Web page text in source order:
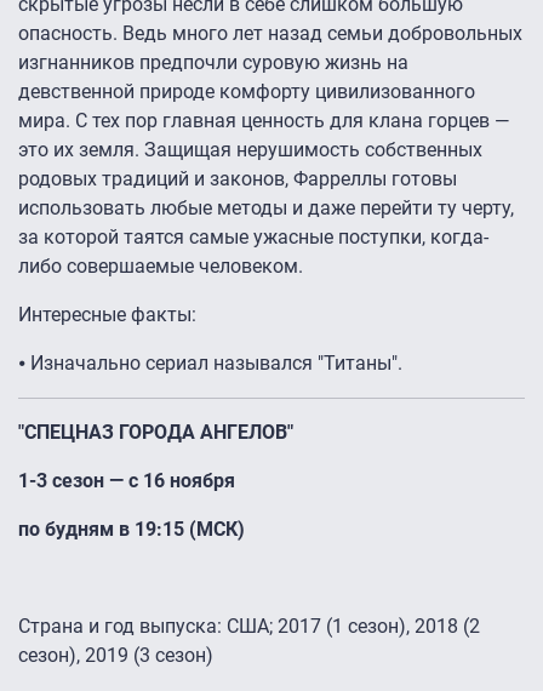
скрытые угрозы несли в себе слишком большую
опасность. Ведь много лет назад семьи добровольных
изгнанников предпочли суровую жизнь на
девственной природе комфорту цивилизованного
мира. С тех пор главная ценность для клана горцев —
это их земля. Защищая нерушимость собственных
родовых традиций и законов, Фарреллы готовы
использовать любые методы и даже перейти ту черту,
за которой таятся самые ужасные поступки, когда-
либо совершаемые человеком.
Интересные факты:
⦁ Изначально сериал назывался "Титаны".
"СПЕЦНАЗ ГОРОДА АНГЕЛОВ"
1-3 сезон — с 16 ноября
по будням в 19:15 (МСК)
Страна и год выпуска: США; 2017 (1 сезон), 2018 (2
сезон), 2019 (3 сезон)